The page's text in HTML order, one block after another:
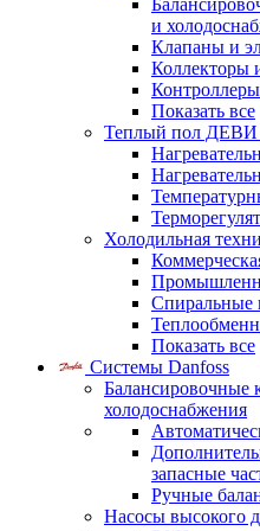
и
Клапаны и
Коллекторы
Показать все
Теплый пол ДЕВИ
Холодильная
Спиральные
Показать все
Системы Danfoss
Балансировочные
холодоснабжения
запасные
Ручные
Насосы высокого